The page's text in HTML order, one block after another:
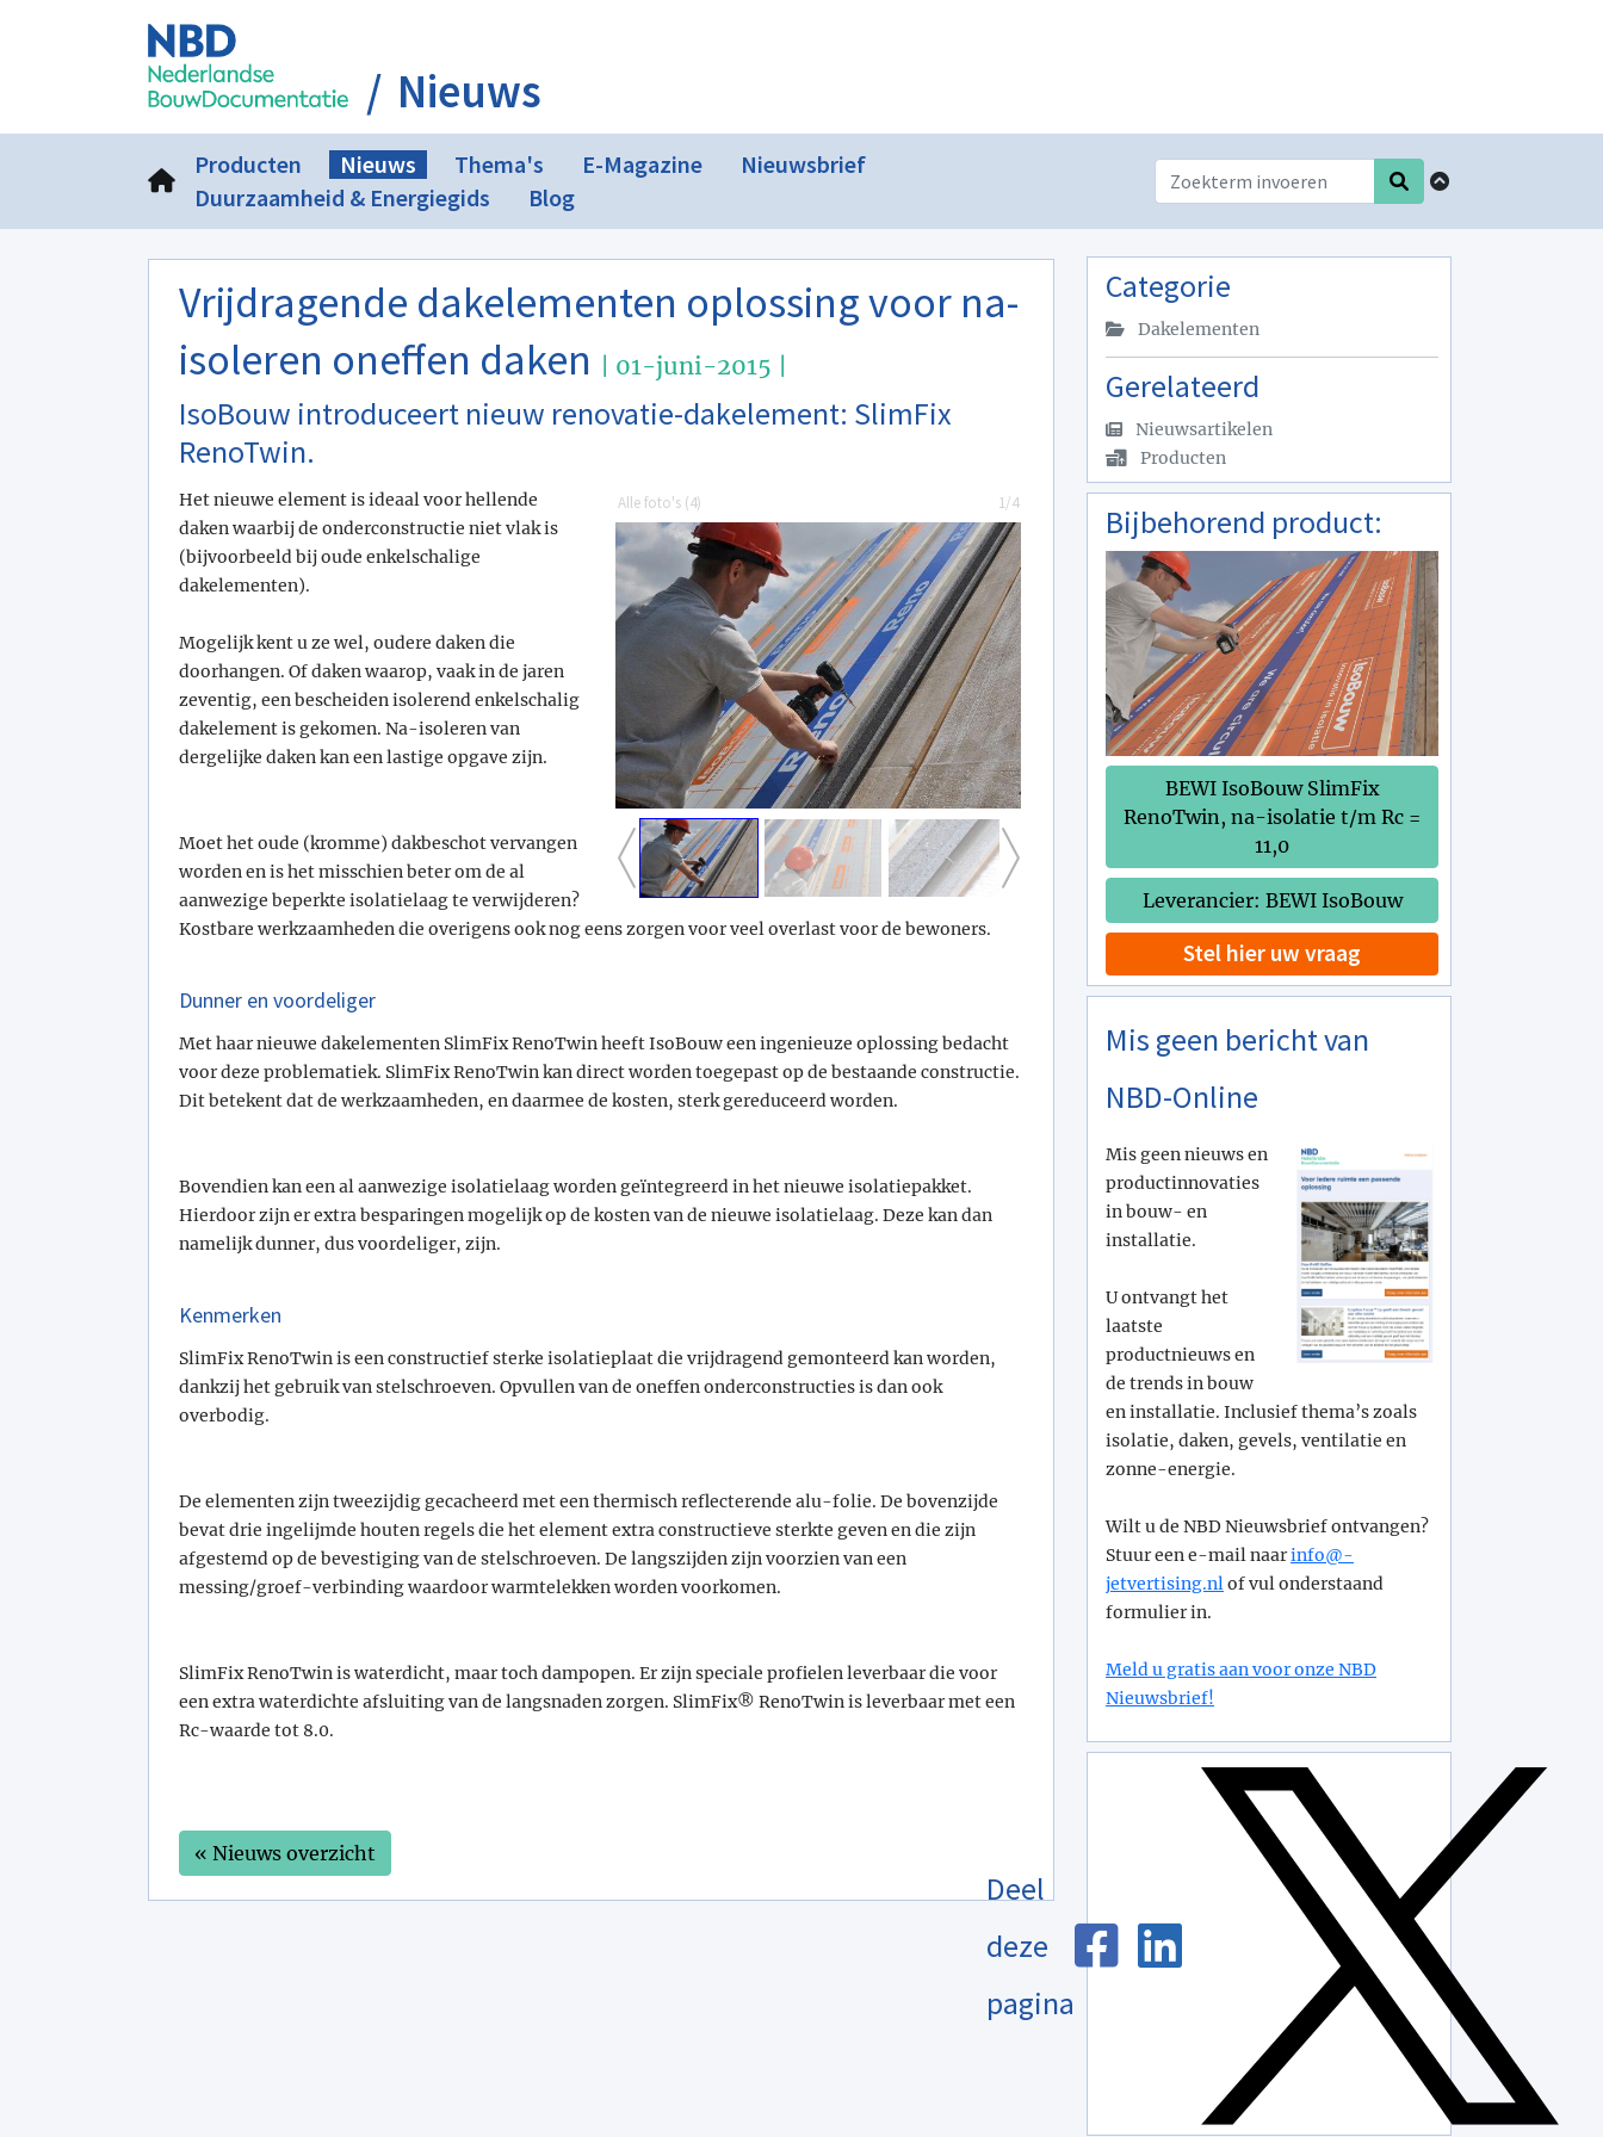
Nieuws
Producten Nieuws Thema's E-Magazine
Nieuwsbrief
Duurzaamheid & Energiegids
Blog
Vrijdragende dakelementen oplossing voor na-
isoleren oneffen daken
| 01-juni-2015 |
IsoBouw introduceert nieuw renovatie-dakelement: SlimFix
RenoTwin.
Alle foto's (4) 1/4
Het nieuwe element is ideaal voor hellende
daken waarbij de onderconstructie niet vlak is
(bijvoorbeeld bij oude enkelschalige
dakelementen).
Mogelijk kent u ze wel, oudere daken die
doorhangen. Of daken waarop, vaak in de jaren
zeventig, een bescheiden isolerend enkelschalig
dakelement is gekomen. Na-isoleren van
dergelijke daken kan een lastige opgave zijn.
Moet het oude (kromme) dakbeschot vervangen
worden en is het misschien beter om de al
aanwezige beperkte isolatielaag te verwijderen?
Kostbare werkzaamheden die overigens ook nog eens zorgen voor veel overlast voor de bewoners.
Dunner en voordeliger
Met haar nieuwe dakelementen SlimFix RenoTwin heeft IsoBouw een ingenieuze oplossing bedacht
voor deze problematiek. SlimFix RenoTwin kan direct worden toegepast op de bestaande constructie.
Dit betekent dat de werkzaamheden, en daarmee de kosten, sterk gereduceerd worden.
Bovendien kan een al aanwezige isolatielaag worden geïntegreerd in het nieuwe isolatiepakket.
Hierdoor zijn er extra besparingen mogelijk op de kosten van de nieuwe isolatielaag. Deze kan dan
namelijk dunner, dus voordeliger, zijn.
Kenmerken
SlimFix RenoTwin is een constructief sterke isolatieplaat die vrijdragend gemonteerd kan worden,
dankzij het gebruik van stelschroeven. Opvullen van de oneffen onderconstructies is dan ook
overbodig.
De elementen zijn tweezijdig gecacheerd met een thermisch reflecterende alu-folie. De bovenzijde
bevat drie ingelijmde houten regels die het element extra constructieve sterkte geven en die zijn
afgestemd op de bevestiging van de stelschroeven. De langszijden zijn voorzien van een
messing/groef-verbinding waardoor warmtelekken worden voorkomen.
SlimFix RenoTwin is waterdicht, maar toch dampopen. Er zijn speciale profielen leverbaar die voor
een extra waterdichte afsluiting van de langsnaden zorgen. SlimFix® RenoTwin is leverbaar met een
Rc-waarde tot 8.0.
« Nieuws overzicht
Categorie
Dakelementen
Gerelateerd
Nieuwsartikelen
Producten
Bijbehorend product:
BEWI IsoBouw SlimFix
RenoTwin, na-isolatie t/m Rc =
11,0
Leverancier: BEWI IsoBouw
Stel hier uw vraag
Mis geen bericht van
NBD-Online
Mis geen nieuws en
productinnovaties
in bouw- en
installatie.
U ontvangt het
laatste
productnieuws en
de trends in bouw
en installatie. Inclusief thema’s zoals
isolatie, daken, gevels, ventilatie en
zonne-energie.
Wilt u de NBD Nieuwsbrief ontvangen?
Stuur een e-mail naarinfo@­
jetvertising.nlof vul onderstaand
formulier in.
Meld u gratis aan voor onze NBD
Nieuwsbrief!
Deel
deze
pagina